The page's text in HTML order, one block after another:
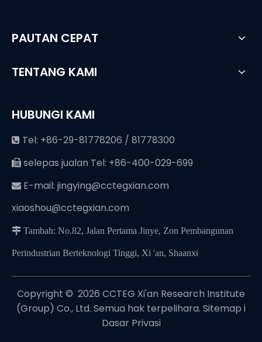
PAUTAN CEPAT
TENTANG KAMI
HUBUNGI KAMI
 Tel: +86-29-81778206 / 81778300
 selepas jualan Tel: +86-400-029-699
 E-mail: jingying@cctegxian.com
xiaoshou@cctegxian.com
 Tambah: No.82, Jalan Pertama Jinye, Zon Pembangunan
Perindustrian Berteknologi Tinggi, Xi 'an, Shaanxi
Copyright © ️ 2026 CCTEG Xi'an Research Institute
(Group) Co., Ltd. Semua hak terpelihara. Sitemap i
Dasar Privasi